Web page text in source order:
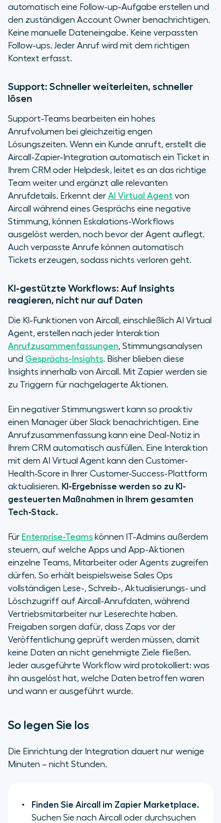
automatisch eine Follow-up-Aufgabe erstellen und
den zuständigen Account Owner benachrichtigen.
Keine manuelle Dateneingabe. Keine verpassten
Follow-ups. Jeder Anruf wird mit dem richtigen
Kontext erfasst.
Support: Schneller weiterleiten, schneller
lösen
Support-Teams bearbeiten ein hohes
Anrufvolumen bei gleichzeitig engen
Lösungszeiten. Wenn ein Kunde anruft, erstellt die
Aircall-Zapier-Integration automatisch ein Ticket in
Ihrem CRM oder Helpdesk, leitet es an das richtige
Team weiter und ergänzt alle relevanten
Anrufdetails. Erkennt der AI Virtual Agent von
Aircall während eines Gesprächs eine negative
Stimmung, können Eskalations-Workflows
ausgelöst werden, noch bevor der Agent auflegt.
Auch verpasste Anrufe können automatisch
Tickets erzeugen, sodass nichts verloren geht.
KI-gestützte Workflows: Auf Insights
reagieren, nicht nur auf Daten
Die KI-Funktionen von Aircall, einschließlich AI Virtual
Agent, erstellen nach jeder Interaktion
Anrufzusammenfassungen, Stimmungsanalysen
und Gesprächs-Insights. Bisher blieben diese
Insights innerhalb von Aircall. Mit Zapier werden sie
zu Triggern für nachgelagerte Aktionen.
Ein negativer Stimmungswert kann so proaktiv
einen Manager über Slack benachrichtigen. Eine
Anrufzusammenfassung kann eine Deal-Notiz in
Ihrem CRM automatisch ausfüllen. Eine Interaktion
mit dem AI Virtual Agent kann den Customer-
Health-Score in Ihrer Customer-Success-Plattform
aktualisieren. KI-Ergebnisse werden so zu KI-
gesteuerten Maßnahmen in Ihrem gesamten
Tech-Stack.
Für Enterprise-Teams können IT-Admins außerdem
steuern, auf welche Apps und App-Aktionen
einzelne Teams, Mitarbeiter oder Agents zugreifen
dürfen. So erhält beispielsweise Sales Ops
vollständigen Lese-, Schreib-, Aktualisierungs- und
Löschzugriff auf Aircall-Anrufdaten, während
Vertriebsmitarbeiter nur Leserechte haben.
Freigaben sorgen dafür, dass Zaps vor der
Veröffentlichung geprüft werden müssen, damit
keine Daten an nicht genehmigte Ziele fließen.
Jeder ausgeführte Workflow wird protokolliert: was
ihn ausgelöst hat, welche Daten betroffen waren
und wann er ausgeführt wurde.
So legen Sie los
Die Einrichtung der Integration dauert nur wenige
Minuten – nicht Stunden.
Finden Sie Aircall im Zapier Marketplace.
Suchen Sie nach Aircall oder durchsuchen